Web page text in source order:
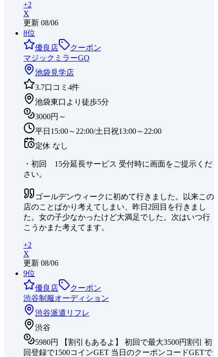
+2
X
更新 08/06
8位
優良店
クーポン
マジックミラーGO
池袋 見学店
3.7口コミ 4件
池袋東口より徒歩5分
3000円～
平日15:00～22:00/土日祝13:00～22:00
定休 なし
・初回 15分延長サービス 受付時に画面をご提示くだ
さい。
ゴールデンウィークに初めて行きました。以来この
店のことばかり考えてしまい、昨日2回目を行きまし
た。女の子少なかったけど大満足でした。次はいつ行
こうかまた考えてます。
+2
X
更新 08/06
9位
優良店
クーポン
渋谷制服オーディション
渋谷派遣リフレ
渋谷
5980円 【割引もあるよ】 初回で最大3500円割引 初
回登録で1500コインGET 当日のクーポンコードGETで